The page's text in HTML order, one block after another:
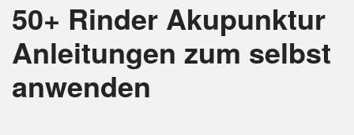
50+ Rinder Akupunktur
Anleitungen zum selbst
anwenden